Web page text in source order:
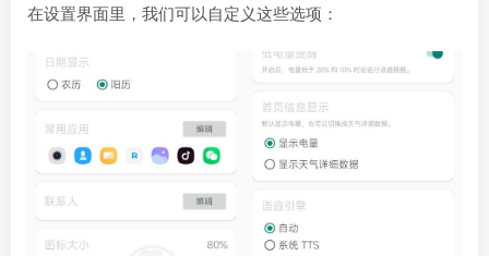
在设置界面里，我们可以自定义这些选项：